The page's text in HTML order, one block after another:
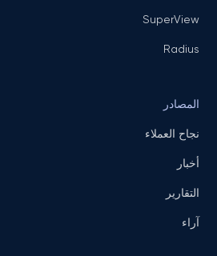
SuperView
Radius
المصادر
نجاح العملاء
أخبار
التقارير
آراء